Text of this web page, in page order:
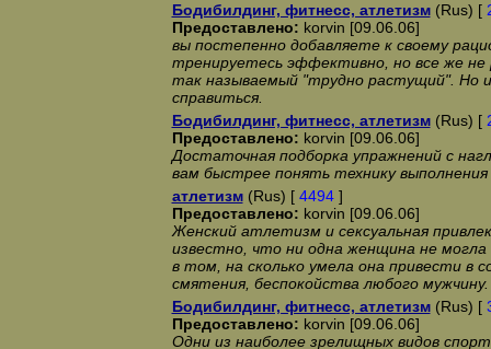
Бодибилдинг, фитнесс, атлетизм(Rus) [
Предоставлено: korvin [09.06.06]
вы постепенно добавляете к своему
тренируетесь эффективно, но все же
так называемый "трудно растущий". Но
справиться.
Бодибилдинг, фитнесс, атлетизм(Rus) [
Предоставлено: korvin [09.06.06]
Достаточная подборка упражнений с
вам быстрее понять технику
атлетизм(Rus) [ 4494]
Предоставлено: korvin [09.06.06]
Женский атлетизм и сексуальная
известно, что ни одна женщина не могла
в том, на сколько умела она привести в
смятения, беспокойства любого мужчину.
Бодибилдинг, фитнесс, атлетизм(Rus) [
Предоставлено: korvin [09.06.06]
Одни из наиболее зрелищных видов